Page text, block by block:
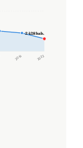
2016 2022
2 428 hab.